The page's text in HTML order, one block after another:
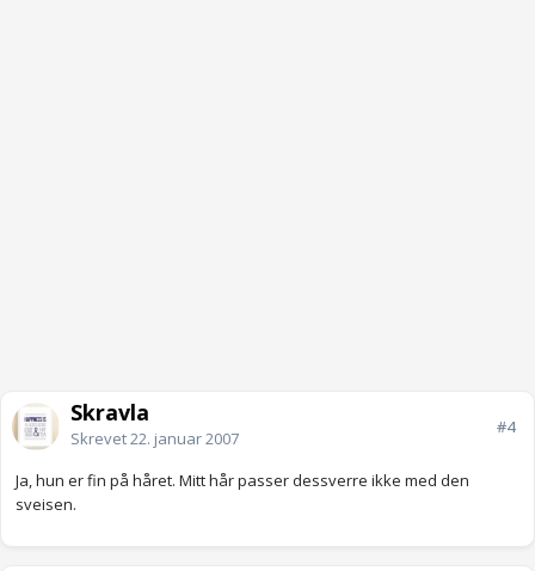
Skravla
Skrevet22. januar 2007
#4
Ja, hun er fin på håret. Mitt hår passer dessverre ikke med den
sveisen.